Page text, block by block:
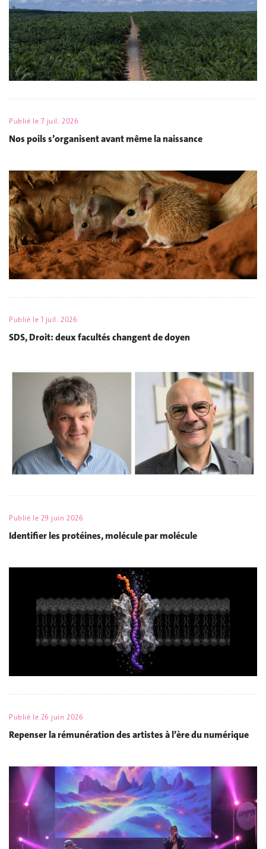
Publié le 7 juil. 2026
Nos poils s’organisent avant même la naissance
Publié le 1 juil. 2026
SDS, Droit: deux facultés changent de doyen
Publié le 29 juin 2026
Identifier les protéines, molécule par molécule
Publié le 26 juin 2026
Repenser la rémunération des artistes à l’ère du numérique